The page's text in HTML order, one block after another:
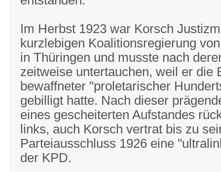
Im Herbst 1923 war Korsch
kurzlebigen Koalitionsregierung
in Thüringen und musste nach
zeitweise untertauchen, weil er die
bewaffneter "proletarischer
gebilligt hatte. Nach dieser
eines gescheiterten Aufstandes
links, auch Korsch vertrat bis zu
Parteiausschluss 1926 eine
der KPD.